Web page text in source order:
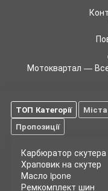
вашим скутером і
впливає на
гальмування.
безпеку інших
Купити шини до скутера
магазині та отримати
широкий вибір
гарантують високу
скутер ще кращим!
Мото магазин Motokvartal
мотозапчастин та
важливо мати доступ
тому пропонуємо вам
Мотоквартал —
ТОП Категорії Міста
Пропозиції
Карбюратор скутера
Храповик на скутер
Масло ipone
Ремкомплект шин